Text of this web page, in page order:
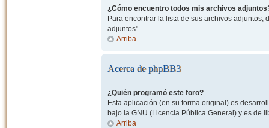
¿Cómo encuentro todos mis archivos
Para encontrar la lista de sus archivos
adjuntos".
Arriba
Acerca de phpBB3
¿Quién programó este foro?
Esta aplicación (en su forma original) es
bajo la GNU (Licencia Pública General) y es de
Arriba